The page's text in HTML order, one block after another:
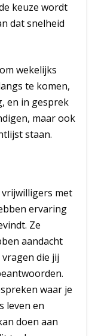
keuze wordt
dat snelheid
wekelijks
te komen,
en in gesprek
maar ook
staan.
met
ervaring
Ze
aandacht
die jij
waar je
leven en
doen aan